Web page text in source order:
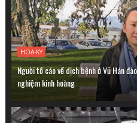
HOA-KY
Người tố cáo về dịch bệnh ở Vũ Hán
nghiệm kinh hoàng